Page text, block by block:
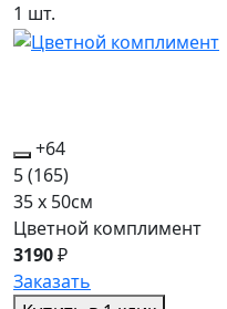
1 шт.
+64
5(165)
35 x 50см
Цветной комплимент
3190₽
Заказать